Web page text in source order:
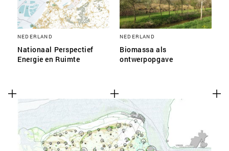
NEDERLAND
Nationaal Perspectief
Energie en Ruimte
NEDERLAND
Biomassa als
ontwerpopgave